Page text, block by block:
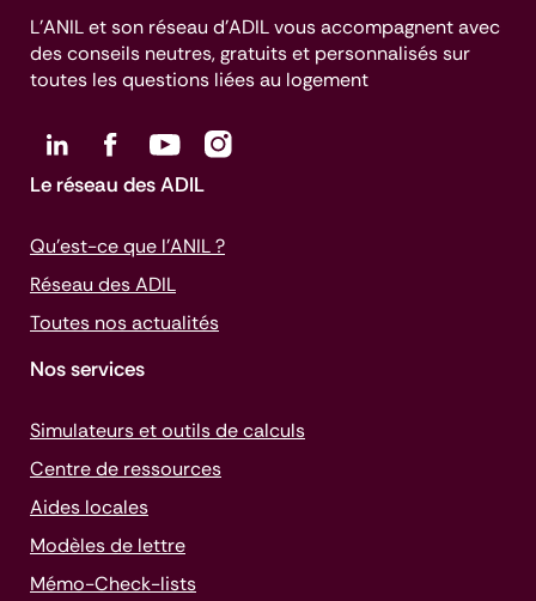
L’ANIL et son réseau d’ADIL vous accompagnent avec
des conseils neutres, gratuits et personnalisés sur
toutes les questions liées au logement
Le réseau des ADIL
Qu’est-ce que l’ANIL ?
Réseau des ADIL
Toutes nos actualités
Nos services
Simulateurs et outils de calculs
Centre de ressources
Aides locales
Modèles de lettre
Mémo-Check-lists